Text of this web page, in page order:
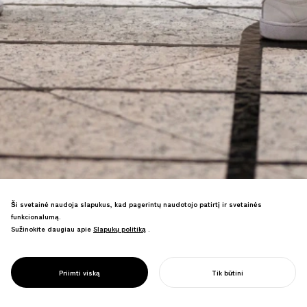
SOCIALINĖ
HARMONIJA
atstumo kilimėliai, kurie sukuria
Pristatyti NTV laidoje "news zero",
priimti įvairiose komercinėse įstaigose
Ši svetainė naudoja slapukus, kad pagerintų naudotojo patirtį ir svetainės
funkcionalumą.
Sužinokite daugiau apie Slapukų politiką
Slapukų politiką .
Priimti viską Tik būtini